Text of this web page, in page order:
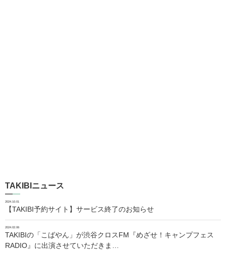
TAKIBIニュース
2024.10.01
【TAKIBI予約サイト】サービス終了のお知らせ
2024.02.06
TAKIBIの「こばやん」が渋谷クロスFM『めざせ！キャンプフェス
RADIO』に出演させていただきま…